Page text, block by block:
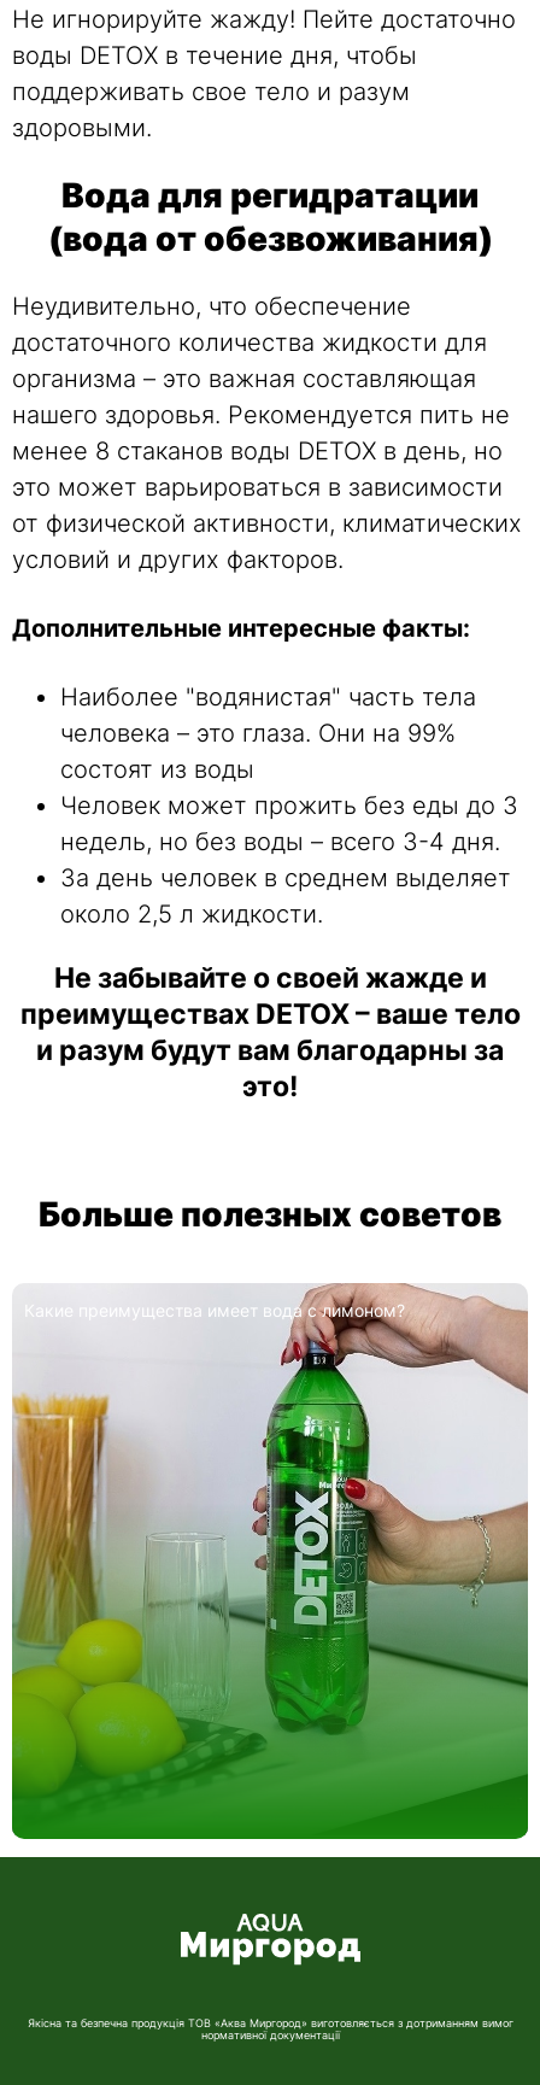
Не игнорируйте жажду! Пейте достаточно
воды DETOX в течение дня, чтобы
поддерживать свое тело и разум
здоровыми.
Вода для регидратации
(вода от обезвоживания)
Неудивительно, что обеспечение
достаточного количества жидкости для
организма – это важная составляющая
нашего здоровья. Рекомендуется пить не
менее 8 стаканов воды DETOX в день, но
это может варьироваться в зависимости
от физической активности, климатических
условий и других факторов.
Дополнительные интересные факты:
Наиболее "водянистая" часть тела
человека – это глаза. Они на 99%
состоят из воды
Человек может прожить без еды до 3
недель, но без воды – всего 3-4 дня.
За день человек в среднем выделяет
около 2,5 л жидкости.
Не забывайте о своей жажде и
преимуществах DETOX – ваше тело
и разум будут вам благодарны за
это!
Больше полезных советов
с лимоном?
Минеральная вода при
Якісна та безпечна продукція ТОВ «Аква Миргород» виготовляється з дотриманням вимог
нормативної документації